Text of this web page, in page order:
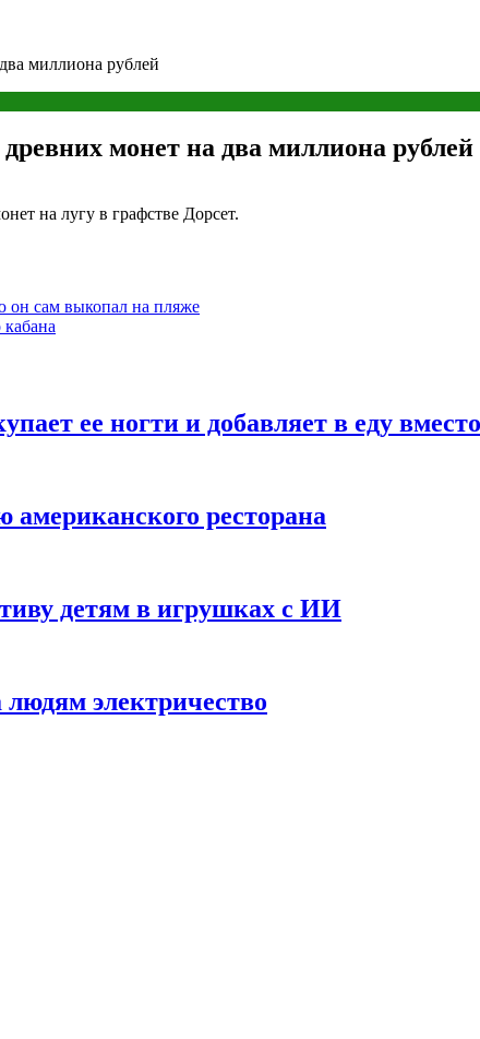
миллиона рублей
монет на два миллиона рублей
на лугу в графстве Дорсет.
он сам выкопал на пляже
ее ногти и добавляет в еду
ресторана
детям в игрушках с ИИ
электричество